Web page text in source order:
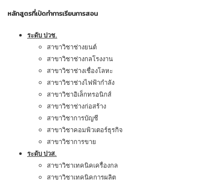
หลักสูตรที่เปิดทำการเรียนการสอน
ระดับ ปวช.
สาขาวิชาช่างยนต์
สาขาวิชาช่างกลโรงงาน
สาขาวิชาช่างเชื่องโลหะ
สาขาวิชาช่างไฟฟ้ากำลัง
สาขาวิชาอิเล็กทรอนิกส์
สาขาวิชาช่างก่อสร้าง
สาขาวิชาการบัญชี
สาขาวิชาคอมพิวเตอร์ธุรกิจ
สาขาวิชาการขาย
ระดับ ปวส.
สาขาวิชาเทคนิคเครื่องกล
สาขาวิชาเทคนิคการผลิต